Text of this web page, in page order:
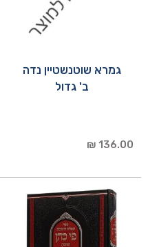
גמרא שוטנשטיין נדה
ב' גדול
136.00 ₪